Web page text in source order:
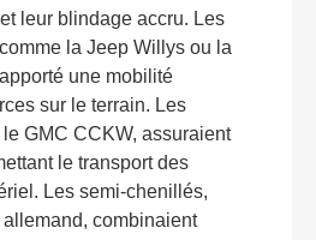
leur blindage accru. Les
la Jeep Willys ou la
une mobilité
sur le terrain. Les
GMC CCKW, assuraient
le transport des
Les semi-chenillés,
combinaient